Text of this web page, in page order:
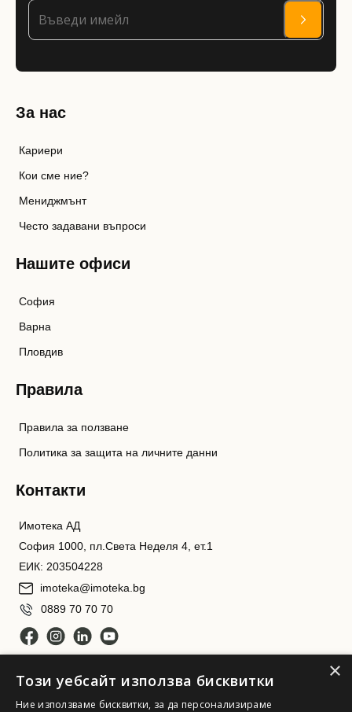
За нас
Кариери
Кои сме ние?
Мениджмънт
Често задавани въпроси
Нашите офиси
София
Варна
Пловдив
Правила
Правила за ползване
Политика за защита на личните данни
Контакти
Имотека АД
София 1000, пл.Света Неделя 4, ет.1
ЕИК: 203504228
imoteka@imoteka.bg
0889 70 70 70
×
Този уебсайт използва бисквитки
Ние използваме бисквитки, за да персонализираме